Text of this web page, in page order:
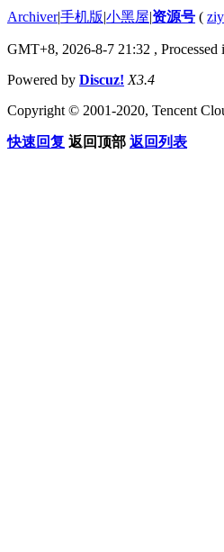
Archiver|手机版|小黑屋|资源号 (
GMT+8, 2026-8-7 21:32 ,
Powered by Discuz! X3.4
Copyright © 2001-2020, Tencent
快速回复 返回顶部 返回列表